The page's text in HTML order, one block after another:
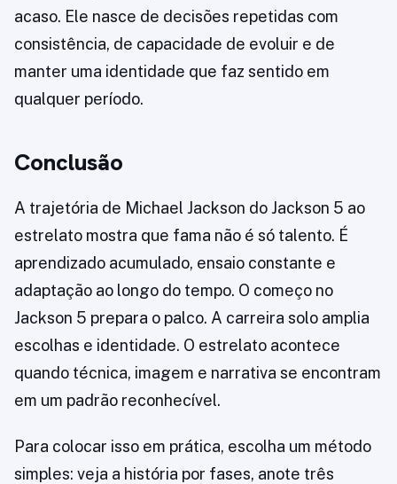
acaso. Ele nasce de decisões repetidas com
consistência, de capacidade de evoluir e de
manter uma identidade que faz sentido em
qualquer período.
Conclusão
A trajetória de Michael Jackson do Jackson 5 ao
estrelato mostra que fama não é só talento. É
aprendizado acumulado, ensaio constante e
adaptação ao longo do tempo. O começo no
Jackson 5 prepara o palco. A carreira solo amplia
escolhas e identidade. O estrelato acontece
quando técnica, imagem e narrativa se encontram
em um padrão reconhecível.
Para colocar isso em prática, escolha um método
simples: veja a história por fases, anote três